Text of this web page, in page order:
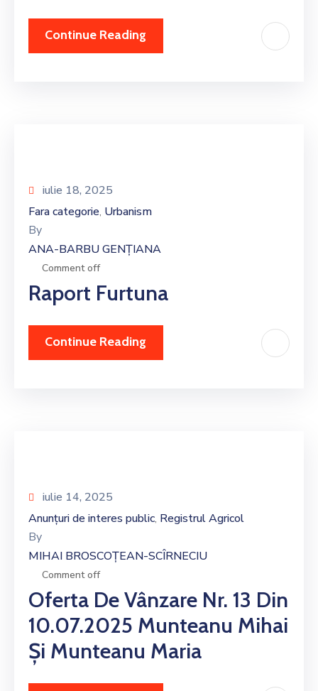
Continue Reading
iulie 18, 2025
Fara categorie‚ Urbanism
By
ANA-BARBU GENȚIANA
Comment off
Raport Furtuna
Continue Reading
iulie 14, 2025
Anunțuri de interes public‚ Registrul Agricol
By
MIHAI BROSCOȚEAN-SCÎRNECIU
Comment off
Oferta De Vânzare Nr. 13 Din
10.07.2025 Munteanu Mihai
Și Munteanu Maria